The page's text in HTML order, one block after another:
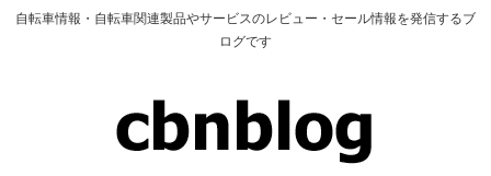
自転車情報・自転車関連製品やサービスのレビュー・セール情報を発信するブ
ログです